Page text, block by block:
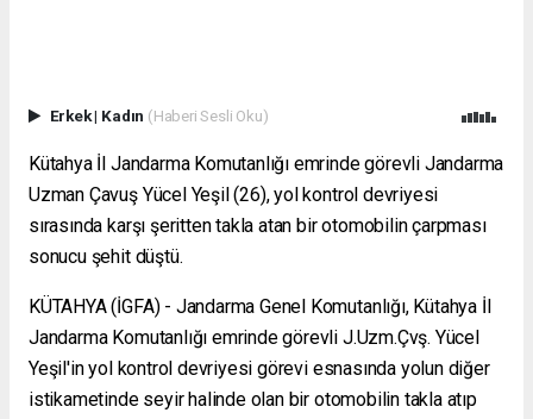
Erkek| Kadın (Haberi Sesli Oku)
Kütahya İl Jandarma Komutanlığı emrinde görevli Jandarma
Uzman Çavuş Yücel Yeşil (26), yol kontrol devriyesi
sırasında karşı şeritten takla atan bir otomobilin çarpması
sonucu şehit düştü.
KÜTAHYA (İGFA) - Jandarma Genel Komutanlığı, Kütahya İl
Jandarma Komutanlığı emrinde görevli J.Uzm.Çvş. Yücel
Yeşil'in yol kontrol devriyesi görevi esnasında yolun diğer
istikametinde seyir halinde olan bir otomobilin takla atıp